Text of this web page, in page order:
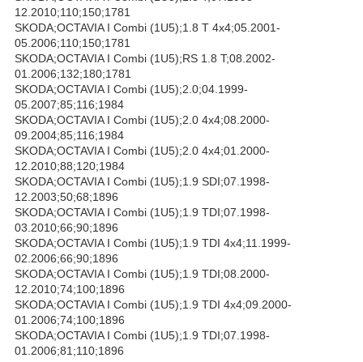
12.2010;110;150;1781
SKODA;OCTAVIA I Combi (1U5);1.8 T 4x4;05.2001-
05.2006;110;150;1781
SKODA;OCTAVIA I Combi (1U5);RS 1.8 T;08.2002-
01.2006;132;180;1781
SKODA;OCTAVIA I Combi (1U5);2.0;04.1999-
05.2007;85;116;1984
SKODA;OCTAVIA I Combi (1U5);2.0 4x4;08.2000-
09.2004;85;116;1984
SKODA;OCTAVIA I Combi (1U5);2.0 4x4;01.2000-
12.2010;88;120;1984
SKODA;OCTAVIA I Combi (1U5);1.9 SDI;07.1998-
12.2003;50;68;1896
SKODA;OCTAVIA I Combi (1U5);1.9 TDI;07.1998-
03.2010;66;90;1896
SKODA;OCTAVIA I Combi (1U5);1.9 TDI 4x4;11.1999-
02.2006;66;90;1896
SKODA;OCTAVIA I Combi (1U5);1.9 TDI;08.2000-
12.2010;74;100;1896
SKODA;OCTAVIA I Combi (1U5);1.9 TDI 4x4;09.2000-
01.2006;74;100;1896
SKODA;OCTAVIA I Combi (1U5);1.9 TDI;07.1998-
01.2006;81;110;1896